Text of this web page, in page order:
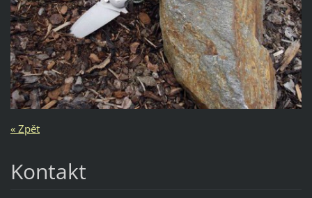
« Zpět
Kontakt